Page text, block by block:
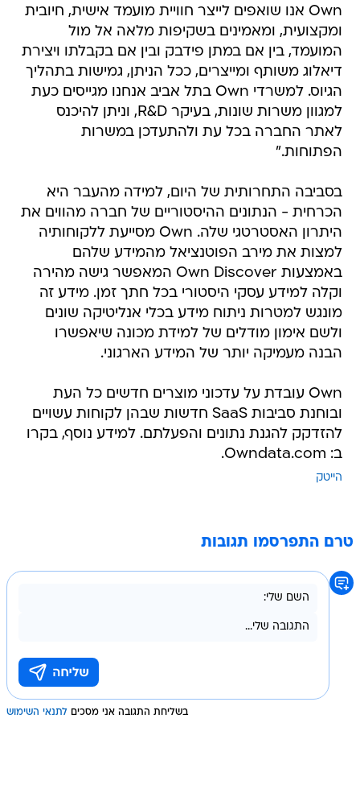
Own אנו שואפים לייצר חוויית מועמד אישית, חיובית
ומקצועית, ומאמינים בשקיפות מלאה אל מול
המועמד, בין אם במתן פידבק ובין אם בקבלתו ויצירת
דיאלוג משותף ומייצרים, ככל הניתן, גמישות בתהליך
הגיוס. למשרדי Own בתל אביב אנחנו מגייסים כעת
למגוון משרות שונות, בעיקר R&D, וניתן להיכנס
לאתר החברה בכל עת ולהתעדכן במשרות
הפתוחות."
בסביבה התחרותית של היום, למידה מהעבר היא
הכרחית - הנתונים ההיסטוריים של חברה מהווים את
היתרון האסטרטגי שלה. Own מסייעת ללקוחותיה
למצות את מירב הפוטנציאל מהמידע שלהם
באמצעות Own Discover המאפשר גישה מהירה
וקלה למידע עסקי היסטורי בכל חתך זמן. מידע זה
מונגש למטרות ניתוח מידע בכלי אנליטיקה שונים
ולשם אימון מודלים של למידת מכונה שיאפשרו
הבנה מעמיקה יותר של המידע הארגוני.
Own עובדת על עדכוני מוצרים חדשים כל העת
ובוחנת סביבות SaaS חדשות שבהן לקוחות עשויים
להזדקק להגנת נתונים והפעלתם. למידע נוסף, בקרו
ב: Owndata.com.
הייטק
טרם התפרסמו תגובות
בשליחת התגובה אני מסכים לתנאי השימוש